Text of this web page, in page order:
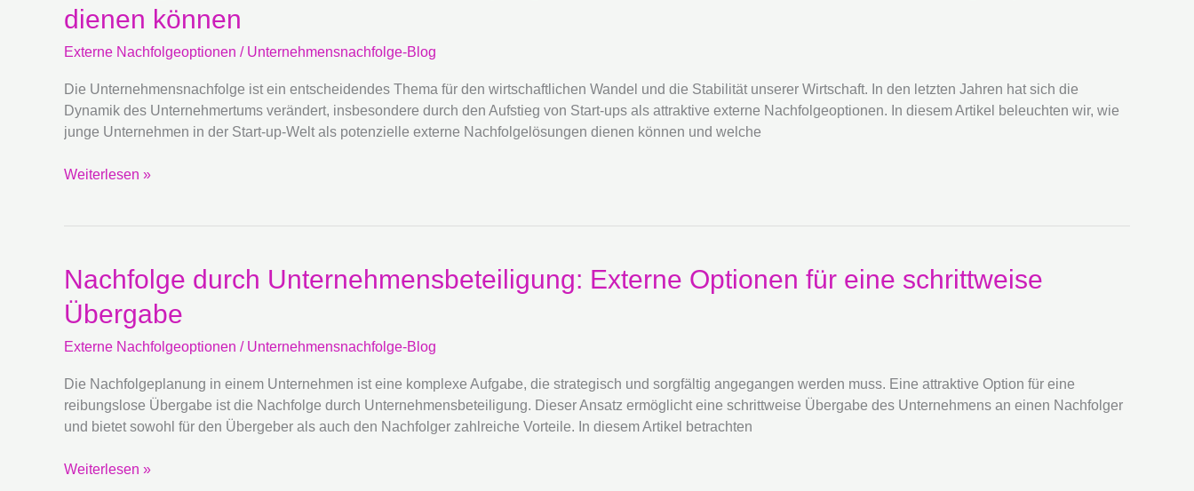
dienen können
Externe Nachfolgeoptionen / Unternehmensnachfolge-Blog
Die Unternehmensnachfolge ist ein entscheidendes Thema für den wirtschaftlichen Wandel und die Stabilität unserer Wirtschaft. In den letzten Jahren hat sich die
Dynamik des Unternehmertums verändert, insbesondere durch den Aufstieg von Start-ups als attraktive externe Nachfolgeoptionen. In diesem Artikel beleuchten wir, wie
junge Unternehmen in der Start-up-Welt als potenzielle externe Nachfolgelösungen dienen können und welche
der
up-
Welt:
Wie
junge
als
Weiterlesen »
Nachfolge durch Unternehmensbeteiligung: Externe Optionen für eine schrittweise
Übergabe
Externe Nachfolgeoptionen / Unternehmensnachfolge-Blog
Die Nachfolgeplanung in einem Unternehmen ist eine komplexe Aufgabe, die strategisch und sorgfältig angegangen werden muss. Eine attraktive Option für eine
reibungslose Übergabe ist die Nachfolge durch Unternehmensbeteiligung. Dieser Ansatz ermöglicht eine schrittweise Übergabe des Unternehmens an einen Nachfolger
und bietet sowohl für den Übergeber als auch den Nachfolger zahlreiche Vorteile. In diesem Artikel betrachten
Nachfolge
durch
Unternehmensbeteiligung:
Optionen
für
eine
schrittweise
Weiterlesen »